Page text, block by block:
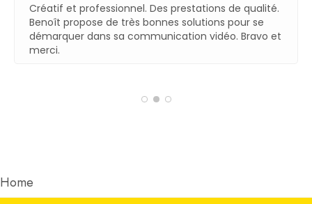
Créatif et professionnel. Des prestations de qualité.
Benoît propose de très bonnes solutions pour se
démarquer dans sa communication vidéo. Bravo et
merci.
Home